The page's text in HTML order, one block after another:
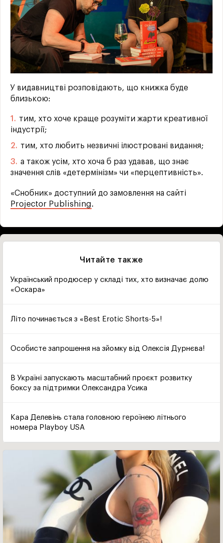
У видавництві розповідають, що книжка буде
близькою:
тим, хто хоче краще розуміти жарти креативної
індустрії;
тим, хто любить незвичні ілюстровані видання;
а також усім, хто хоча б раз удавав, що знає
значення слів «детермінізм» чи «перцептивність».
«Снобник» доступний до замовлення на сайті
Projector Publishing.
Читайте также
Український продюсер у складі тих, хто визначає долю
«Оскара»
Літо починається з «Best Erotic Shorts-5»!
Особисте запрошення на зйомку від Олексія Дурнєва!
В Україні запускають масштабний проєкт розвитку
боксу за підтримки Олександра Усика
Кара Делевінь стала головною героїнею літнього
номера Playboy USA